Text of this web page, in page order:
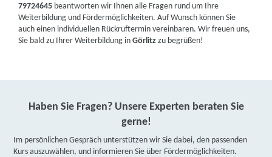
79724645 beantworten wir Ihnen alle Fragen rund um Ihre
Weiterbildung und Fördermöglichkeiten. Auf Wunsch können Sie
auch einen individuellen Rückruftermin vereinbaren. Wir freuen uns,
Sie bald zu Ihrer Weiterbildung inGörlitz zu begrüßen!
Haben Sie Fragen? Unsere Experten beraten Sie
gerne!
Im persönlichen Gespräch unterstützen wir Sie dabei, den passenden
Kurs auszuwählen, und informieren Sie über Fördermöglichkeiten.